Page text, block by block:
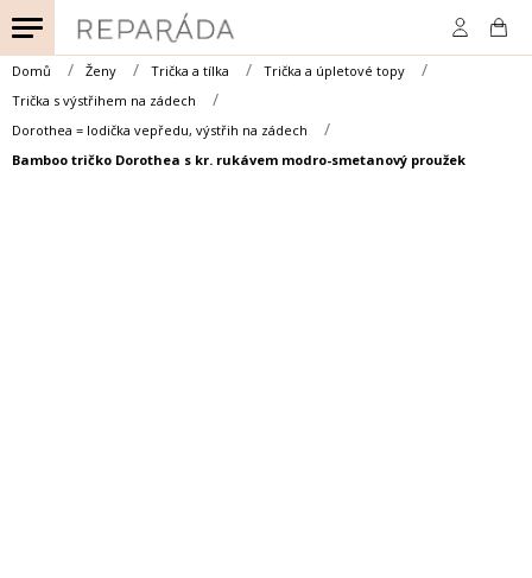
na
obsah
Domů Ženy Trička a tílka
Trička a úpletové topy
Trička s výstřihem na zádech
Dorothea = lodička vepředu, výstřih na zádech
Bamboo tričko Dorothea s kr. rukávem modro-smetanový proužek